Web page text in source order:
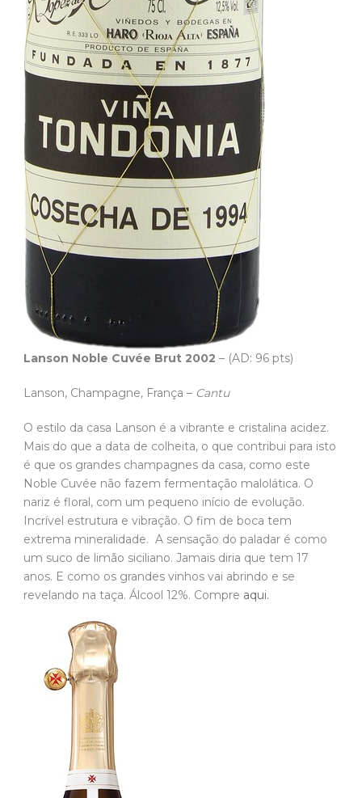
Lanson Noble Cuvée Brut 2002 – (AD: 96 pts)
Lanson, Champagne, França – Cantu
O estilo da casa Lanson é a vibrante e cristalina acidez.
Mais do que a data de colheita, o que contribui para isto
é que os grandes champagnes da casa, como este
Noble Cuvée não fazem fermentação malolática. O
nariz é floral, com um pequeno início de evolução.
Incrível estrutura e vibração. O fim de boca tem
extrema mineralidade. A sensação do paladar é como
um suco de limão siciliano. Jamais diria que tem 17
anos. E como os grandes vinhos vai abrindo e se
revelando na taça. Álcool 12%. Compre aqui.